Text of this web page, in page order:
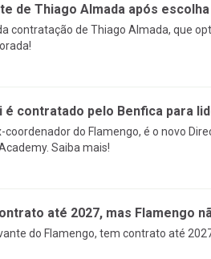
de Thiago Almada após
contratação de Thiago Almada, que
é contratado pelo Benfica para
coordenador do Flamengo, é o novo
Saiba mais!
até 2027, mas Flamengo
do Flamengo, tem contrato até